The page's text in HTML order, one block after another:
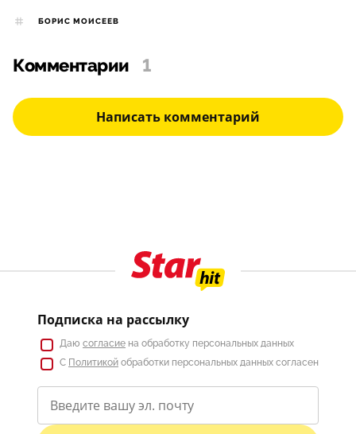
БОРИС МОИСЕЕВ
Комментарии 1
Написать комментарий
Подписка на рассылку
Даю согласие на обработку персональных данных
С Политикой обработки персональных данных согласен